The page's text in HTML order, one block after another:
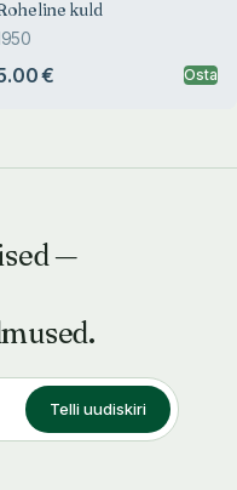
kuld
€ Osta
—
Telli uudiskiri